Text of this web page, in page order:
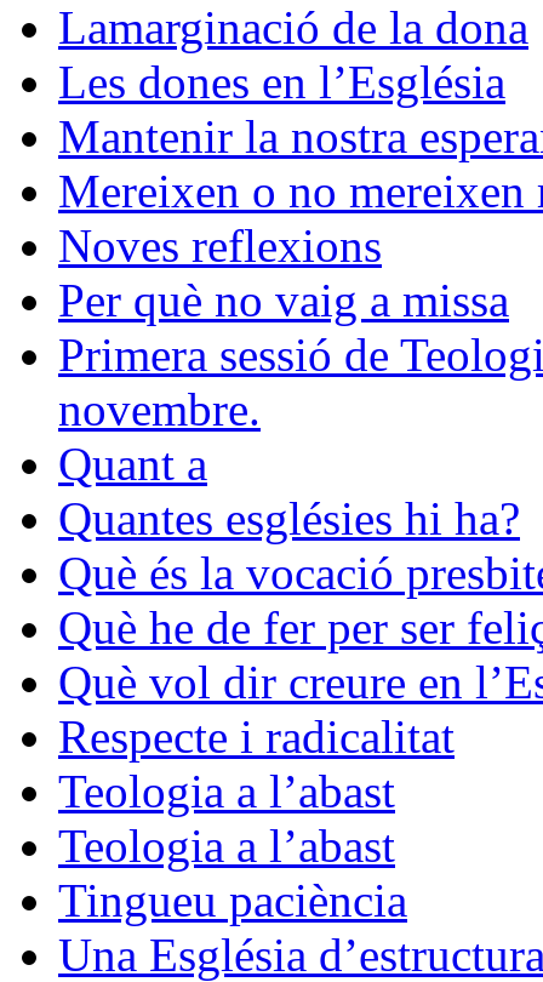
Lamarginació de la dona
Les dones en l’Església
Mantenir la nostra
Mereixen o no mereixen
Noves reflexions
Per què no vaig a missa
Primera sessió de
novembre.
Quant a
Quantes esglésies hi ha?
Què és la vocació
Què he de fer per ser
Què vol dir creure en
Respecte i radicalitat
Teologia a l’abast
Teologia a l’abast
Tingueu paciència
Una Església